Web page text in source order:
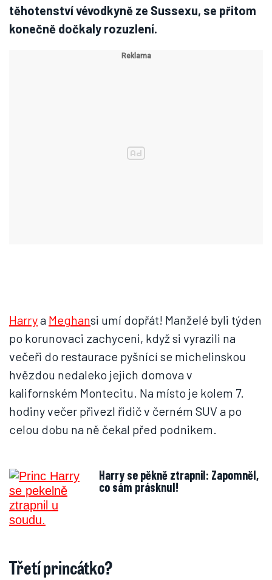
těhotenství vévodkyně ze Sussexu, se přitom
konečně dočkaly rozuzlení.
Harrya Meghansi umí dopřát! Manželé byli týden
po korunovaci zachyceni, když si vyrazili na
večeři do restaurace pyšnící se michelinskou
hvězdou nedaleko jejich domova v
kalifornském Montecitu. Na místo je kolem 7.
hodiny večer přivezl řidič v černém SUV a po
celou dobu na ně čekal před podnikem.
Harry se pěkně ztrapnil: Zapomněl,
co sám prásknul!
Třetí princátko?